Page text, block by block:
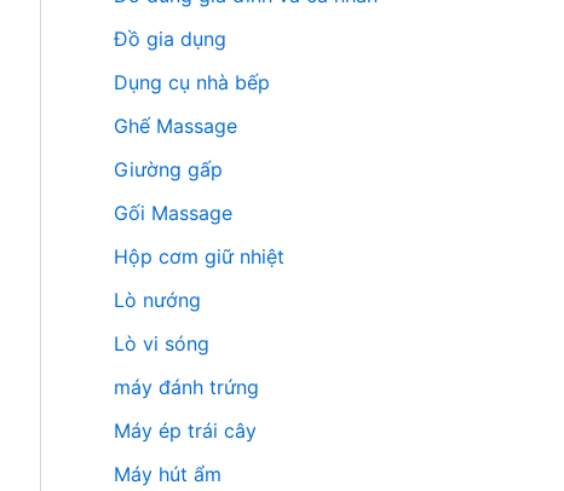
Đồ gia dụng
Dụng cụ nhà bếp
Ghế Massage
Giường gấp
Gối Massage
Hộp cơm giữ nhiệt
Lò nướng
Lò vi sóng
máy đánh trứng
Máy ép trái cây
Máy hút ẩm